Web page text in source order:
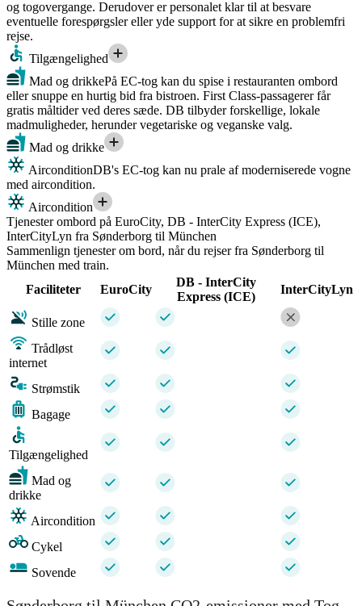
og togovergange. Derudover er personalet klar til at besvare
eventuelle forespørgsler eller yde support for at sikre en problemfri
rejse.
Tilgængelighed
Mad og drikkePå EC-tog kan du spise i restauranten ombord
eller snuppe en hurtig bid fra bistroen. First Class-passagerer får
gratis måltider ved deres sæde. DB tilbyder forskellige, lokale
madmuligheder, herunder vegetariske og veganske valg.
Mad og drikke
AirconditionDB's EC-tog kan nu prale af moderniserede vogne
med aircondition.
Aircondition
Tjenester ombord på EuroCity, DB - InterCity Express (ICE),
InterCityLyn fra Sønderborg til München
Sammenlign tjenester om bord, når du rejser fra Sønderborg til
München med train.
Faciliteter
EuroCity
DB - InterCity
Express (ICE)
InterCityLyn
Stille zone
Trådløst
internet
Strømstik
Bagage
Tilgængelighed
Mad og
drikke
Aircondition
Cykel
Sovende